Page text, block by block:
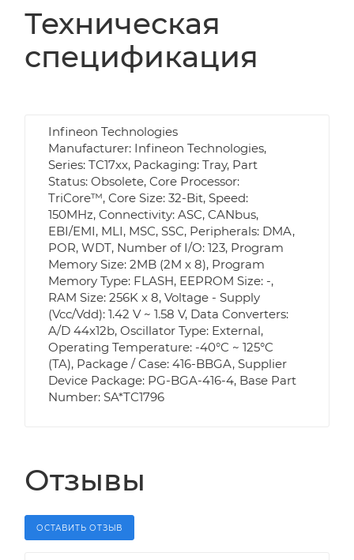
Техническая
спецификация
Infineon Technologies
Manufacturer: Infineon Technologies,
Series: TC17xx, Packaging: Tray, Part
Status: Obsolete, Core Processor:
TriCore™, Core Size: 32-Bit, Speed:
150MHz, Connectivity: ASC, CANbus,
EBI/EMI, MLI, MSC, SSC, Peripherals: DMA,
POR, WDT, Number of I/O: 123, Program
Memory Size: 2MB (2M x 8), Program
Memory Type: FLASH, EEPROM Size: -,
RAM Size: 256K x 8, Voltage - Supply
(Vcc/Vdd): 1.42 V ~ 1.58 V, Data Converters:
A/D 44x12b, Oscillator Type: External,
Operating Temperature: -40°C ~ 125°C
(TA), Package / Case: 416-BBGA, Supplier
Device Package: PG-BGA-416-4, Base Part
Number: SA*TC1796
Отзывы
ОСТАВИТЬ ОТЗЫВ